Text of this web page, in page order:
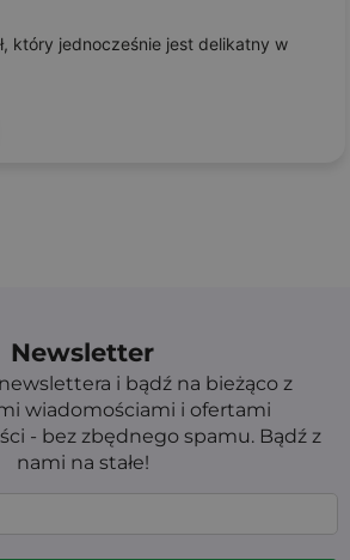
który jednocześnie jest delikatny w
Newsletter
i bądź na bieżąco z
wiadomościami i ofertami
- bez zbędnego spamu. Bądź z
nami na stałe!